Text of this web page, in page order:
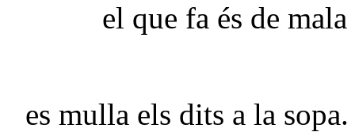
el que fa és de
es mulla els dits a la